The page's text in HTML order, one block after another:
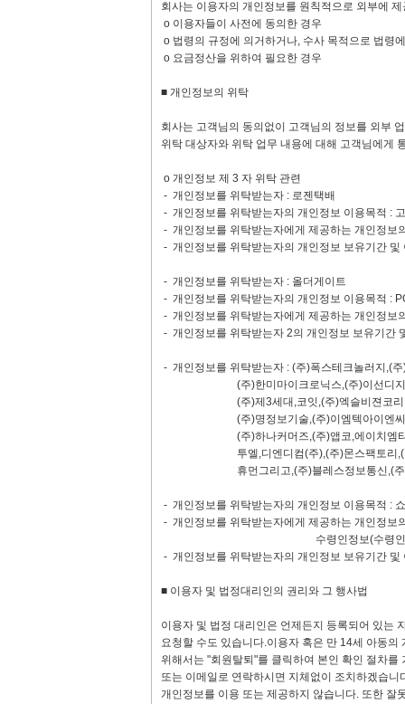
회사는 이용자의 개인정보를 원칙적으로 외부에
ο 이용자들이 사전에 동의한 경우
ο 법령의 규정에 의거하거나, 수사 목적으로 법령
ο 요금정산을 위하여 필요한 경우
■ 개인정보의 위탁
회사는 고객님의 동의없이 고객님의 정보를 외부
위탁 대상자와 위탁 업무 내용에 대해 고객님에게
ο 개인정보 제 3 자 위탁 관련
- 개인정보를 위탁받는자 : 로젠택배
- 개인정보를 위탁받는자의 개인정보 이용목적 :
- 개인정보를 위탁받는자에게 제공하는 개인정보
- 개인정보를 위탁받는자의 개인정보 보유기간
- 개인정보를 위탁받는자 : 올더게이트
- 개인정보를 위탁받는자의 개인정보 이용목적 :
- 개인정보를 위탁받는자에게 제공하는 개인정보
- 개인정보를 위탁받는자 2의 개인정보 보유기간
- 개인정보를 위탁받는자 : (주)폭스테크놀러지,(
(주)한미마이크로닉스,(주)이선디지탈,(주)
(주)제3세대,코잇,(주)엑슬비젼코리아,(주)
(주)명정보기술,(주)이엠텍아이엔씨,(주)하
(주)하나커머즈,(주)앱코,에이치엠티(주),(
투엘,디엔디컴(주),(주)몬스팩토리,(주)디엠
휴먼그리고,(주)블레스정보통신,(주)디스
- 개인정보를 위탁받는자의 개인정보 이용목적 :
- 개인정보를 위탁받는자에게 제공하는 개인정보
수령인정보(수령인명,전화번
- 개인정보를 위탁받는자의 개인정보 보유기간 및
■ 이용자 및 법정대리인의 권리와 그 행사법
이용자 및 법정 대리인은 언제든지 등록되어 있는
요청할 수도 있습니다.이용자 혹은 만 14세 아동
위해서는 "회원탈퇴"를 클릭하여 본인 확인 절차
또는 이메일로 연락하시면 지체없이 조치하겠습
개인정보를 이용 또는 제공하지 않습니다. 또한 잘